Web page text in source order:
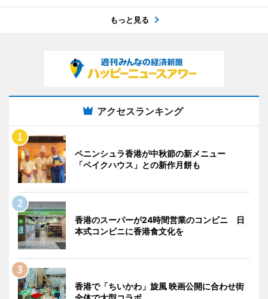
もっと見る
アクセスランキング
ペニンシュラ香港が中秋節の新メニュー
「ベイクハウス」との新作月餅も
香港のスーパーが24時間営業のコンビニ 日
本式コンビニに香港食文化を
香港で「ちいかわ」旋風 映画公開に合わせ街